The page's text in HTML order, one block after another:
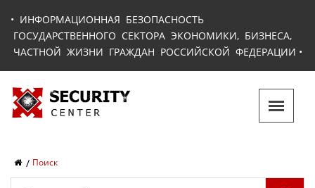
• ИНФОРМАЦИОННАЯ БЕЗОПАСНОСТЬ
ГОСУДАРСТВЕННОГО СЕКТОРА ЭКОНОМИКИ, БИЗНЕСА,
ЧАСТНОЙ ЖИЗНИ ГРАЖДАН РОССИЙСКОЙ ФЕДЕРАЦИИ •
Поиск